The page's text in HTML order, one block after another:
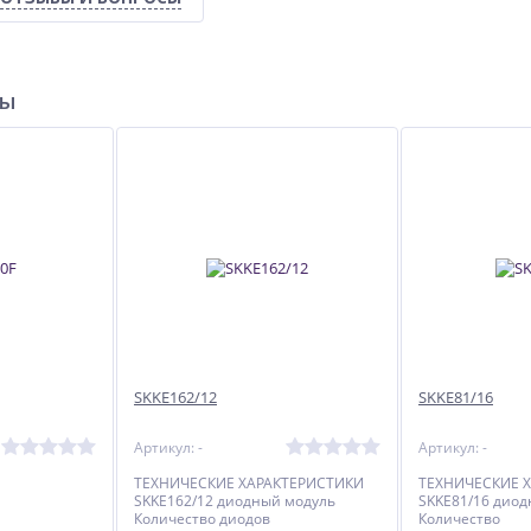
SKKE162/12
Артикул: -
ТЕХНИЧЕСКИЕ ХАРАКТЕРИСТИКИ
SKKE162/12 диодный модуль
Количество диодов
SKKE81/16
Артикул: -
ТЕХНИЧЕСКИЕ
SKKE81/16
Количество